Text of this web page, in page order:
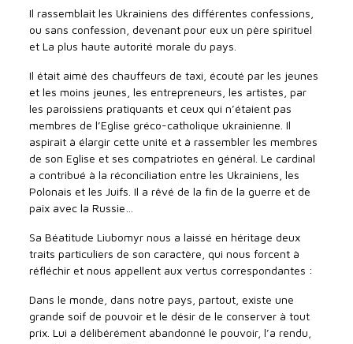
Il rassemblait les Ukrainiens des différentes confessions,
ou sans confession, devenant pour eux un père spirituel
et La plus haute autorité morale du pays.
Il était aimé des chauffeurs de taxi, écouté par les jeunes
et les moins jeunes, les entrepreneurs, les artistes, par
les paroissiens pratiquants et ceux qui n’étaient pas
membres de l’Eglise gréco-catholique ukrainienne. Il
aspirait à élargir cette unité et à rassembler les membres
de son Eglise et ses compatriotes en général. Le cardinal
a contribué à la réconciliation entre les Ukrainiens, les
Polonais et les Juifs. Il a rêvé de la fin de la guerre et de
paix avec la Russie…
Sa Béatitude Liubomyr nous a laissé en héritage deux
traits particuliers de son caractère, qui nous forcent à
réfléchir et nous appellent aux vertus correspondantes :
Dans le monde, dans notre pays, partout, existe une
grande soif de pouvoir et le désir de le conserver à tout
prix. Lui a délibérément abandonné le pouvoir, l’a rendu,